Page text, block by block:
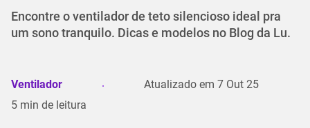
Encontre o ventilador de teto silencioso ideal pra
um sono tranquilo. Dicas e modelos no Blog da Lu.
Ventilador Atualizado em 7 Out 25
5 min de leitura